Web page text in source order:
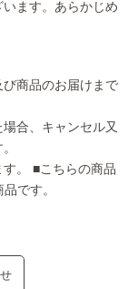
ます。あらかじめ
商品のお届けまで
合、キャンセル又
。 ■こちらの商品
です。